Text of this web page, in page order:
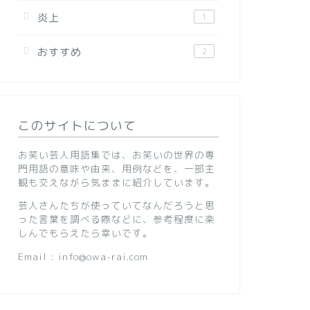
炎上 1
おすすめ 2
このサイトについて
お笑い芸人用語集では、お笑いの世界の専
門用語の意味や由来、用例などを、一部主
観も交えながら気ままに紹介しています。
芸人さんたちが使っていてなんだろうと思
った言葉を調べる際などに、参考程度に楽
しんでもらえたら幸いです。
Email : info@owa-rai.com